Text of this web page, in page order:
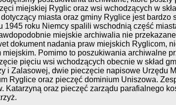
miejskiej Ryglic oraz wsi wchodzących w
dotyczący miasta oraz gminy Ryglice jest bardzo
1945 roku Niemcy spalili wschodnią część
miejskie archiwalia nie
dokument nadania praw miejskich Ryglicom,
miejskim. Pomimo to poszukiwania archiwalne
pięciu wsi wchodzących obecnie w skład
i Zalasowej, dwie pieczęcie napisowe Urzędu
Ryglice oraz pieczęć dominium Uniszowa.
Katarzyną oraz pieczęć zarządu parafialnego